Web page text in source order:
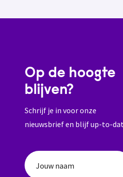
Op de hoogte
blijven?
Schrijf je in voor onze
nieuwsbrief en blijf up-to-
Jouw naam